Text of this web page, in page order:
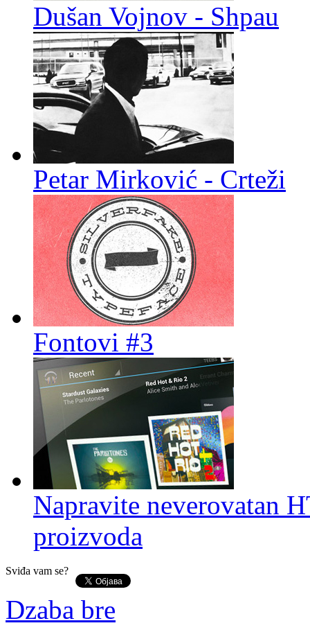
Dušan Vojnov - Shpau
Petar Mirković - Crteži
Fontovi #3
Napravite neverovatan
proizvoda
Sviđa vam se?
Dzaba bre